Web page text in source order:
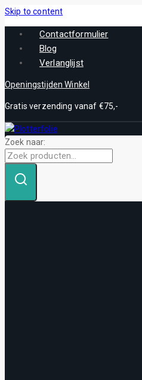
Skip to content
Contactformulier
Blog
Verlanglijst
Openingstijden Winkel
Gratis verzending vanaf €75,-
Zoek naar: